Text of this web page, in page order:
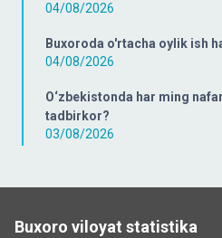
04/08/2026
Buxoroda o'rtacha oylik ish
04/08/2026
O‘zbekistonda har ming
tadbirkor?
03/08/2026
Buxoro viloyat statistika